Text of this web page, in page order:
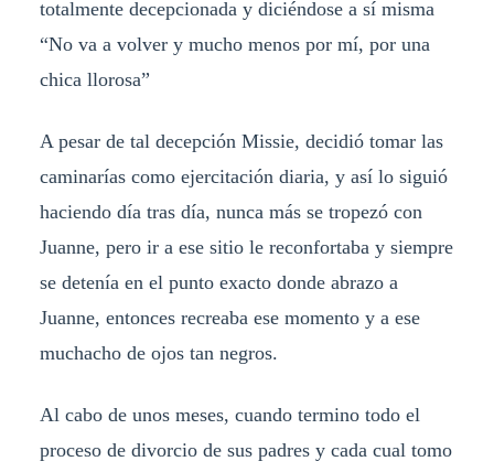
totalmente decepcionada y diciéndose a sí misma
“No va a volver y mucho menos por mí, por una
chica llorosa”
A pesar de tal decepción Missie, decidió tomar las
caminarías como ejercitación diaria, y así lo siguió
haciendo día tras día, nunca más se tropezó con
Juanne, pero ir a ese sitio le reconfortaba y siempre
se detenía en el punto exacto donde abrazo a
Juanne, entonces recreaba ese momento y a ese
muchacho de ojos tan negros.
Al cabo de unos meses, cuando termino todo el
proceso de divorcio de sus padres y cada cual tomo